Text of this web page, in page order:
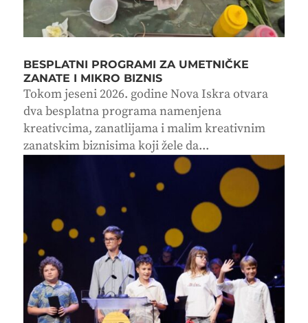
BESPLATNI PROGRAMI ZA UMETNIČKE
ZANATE I MIKRO BIZNIS
Tokom jeseni 2026. godine Nova Iskra otvara
dva besplatna programa namenjena
kreativcima, zanatlijama i malim kreativnim
zanatskim biznisima koji žele da...